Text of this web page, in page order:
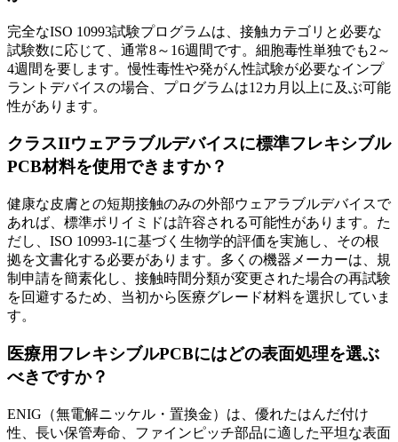
完全なISO 10993試験プログラムは、接触カテゴリと必要な
試験数に応じて、通常8～16週間です。細胞毒性単独でも2～
4週間を要します。慢性毒性や発がん性試験が必要なインプ
ラントデバイスの場合、プログラムは12カ月以上に及ぶ可能
性があります。
クラスIIウェアラブルデバイスに標準フレキシブル
PCB材料を使用できますか？
健康な皮膚との短期接触のみの外部ウェアラブルデバイスで
あれば、標準ポリイミドは許容される可能性があります。た
だし、ISO 10993-1に基づく生物学的評価を実施し、その根
拠を文書化する必要があります。多くの機器メーカーは、規
制申請を簡素化し、接触時間分類が変更された場合の再試験
を回避するため、当初から医療グレード材料を選択していま
す。
医療用フレキシブルPCBにはどの表面処理を選ぶ
べきですか？
ENIG（無電解ニッケル・置換金）は、優れたはんだ付け
性、長い保管寿命、ファインピッチ部品に適した平坦な表面